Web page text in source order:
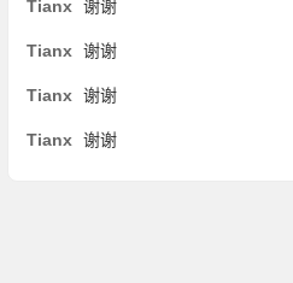
Tianx 谢谢
Tianx 谢谢
Tianx 谢谢
Tianx 谢谢